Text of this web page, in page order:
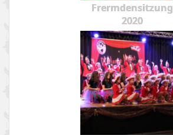
Frermdensitzung
2020